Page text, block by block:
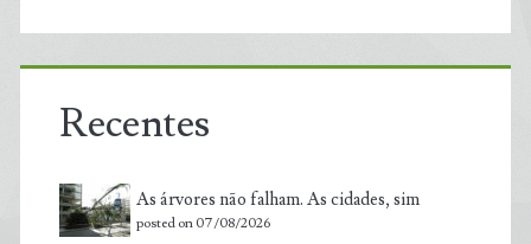
Recentes
As árvores não falham. As cidades, sim
posted on 07/08/2026